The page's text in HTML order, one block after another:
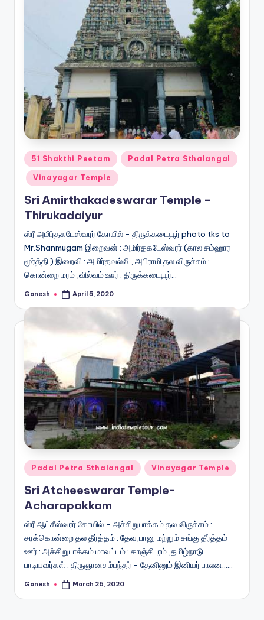
Posted
in
51 Shakthi Peetam Padal Petra Sthalangal
Vinayagar Temple
Sri Amirthakadeswarar Temple –
Thirukadaiyur
ஸ்ரீ அமிர்தகடேஸ்வரர் கோயில் - திருக்கடையூர் photo tks to
Mr.Shanmugam இறைவன் : அமிர்தகடேஸ்வரர் (கால சம்ஹார
மூர்த்தி ) இறைவி : அமிர்தவல்லி , அபிராமி தல விருச்சம் :
கொன்றை மரம் ,வில்வம் ஊர் : திருக்கடையூர்…
Posted
Ganesh April 5, 2020
Posted
in
Padal Petra Sthalangal Vinayagar Temple
Sri Atcheeswarar Temple-
Acharapakkam
ஸ்ரீ ஆட்சீஸ்வரர் கோயில் - அச்சிறுபாக்கம் தல விருச்சம் :
சரக்கொன்றை தல தீர்த்தம் : தேவ,பானு மற்றும் சங்கு தீர்த்தம்
ஊர் : அச்சிறுபாக்கம் மாவட்டம் : காஞ்சிபுரம் ,தமிழ்நாடு
பாடியவர்கள் : திருஞானசம்பந்தர் - தேனினும் இனியர் பாலன...…
Posted
Ganesh March 26, 2020